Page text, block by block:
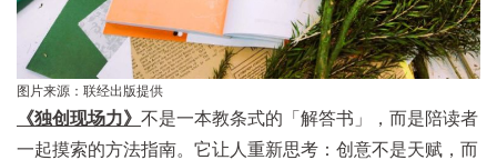
图片来源：联经出版提供
《独创现场力》 不是一本教条式的「解答书」，而是陪读者
一起摸索的方法指南。它让人重新思考：创意不是天赋，而